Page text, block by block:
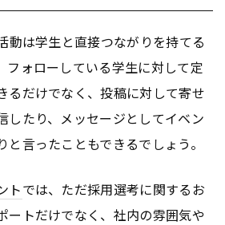
動は学生と直接つながりを持てる
フォローしている学生に対して定
るだけでなく、投稿に対して寄せ
したり、メッセージとしてイベン
と言ったこともできるでしょう。
トでは、ただ採用選考に関するお
ートだけでなく、社内の雰囲気や